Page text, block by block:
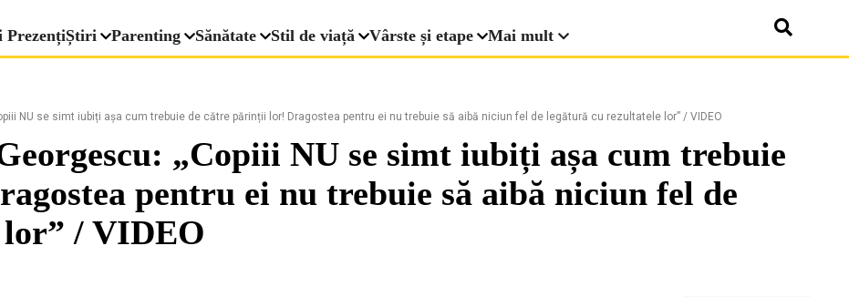
PrezențiȘtiri Parenting Sănătate Stil de viață Vârste și etape Mai mult
NU se simt iubiți așa cum trebuie de către părinții lor! Dragostea pentru ei nu trebuie să aibă niciun fel de legătură cu rezultatele lor” / VIDEO
„Copiii NU se simt iubiți așa cum trebuie
pentru ei nu trebuie să aibă niciun fel de
/ VIDEO